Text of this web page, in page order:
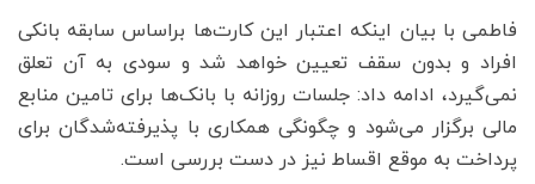
فاطمی با بیان اینکه اعتبار این کارت‌ها براساس سابقه بانکی
افراد و بدون سقف تعیین خواهد شد و سودی به آن تعلق
نمی‌گیرد، ادامه داد: جلسات روزانه با بانک‌ها برای تامین منابع
مالی برگزار می‌شود و چگونگی همکاری با پذیرفته‌شدگان برای
پرداخت به موقع اقساط نیز در دست بررسی است.